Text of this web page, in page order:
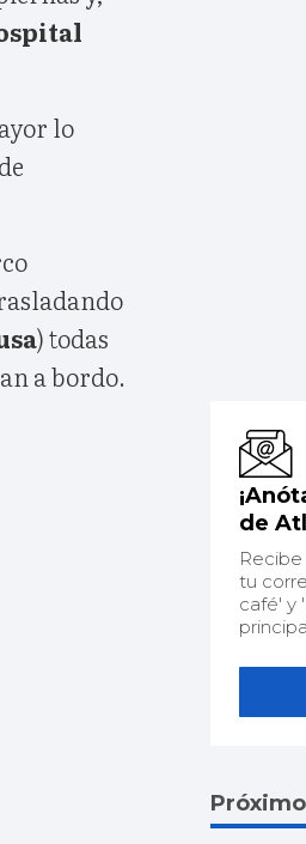
lo
) todas
a bordo.
de
Recibe
tu
café' y